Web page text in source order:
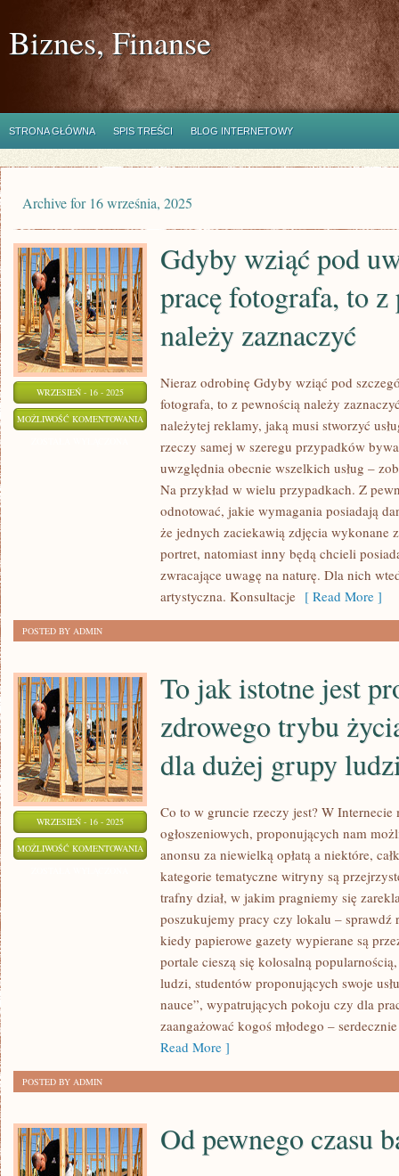
Biznes, Finanse
STRONA GŁÓWNA SPIS TREŚCI BLOG INTERNETOWY
Archive for 16 września, 2025
WRZESIEŃ - 16 - 2025
MOŻLIWOŚĆ KOMENTOWANIA
UWAGĘ
CAŁKOWITĄ
PRACĘ
FOTOGRAFA,
PEWNOŚCIĄ
NALEŻY
Gdyby wziąć pod
pracę fotografa, to z
należy zaznaczyć
Nieraz odrobinę Gdyby wziąć pod
fotografa, to z pewnością należy
należytej reklamy, jaką musi stworzyć
rzeczy samej w szeregu przypadków
uwzględnia obecnie wszelkich usług –
Na przykład w wielu przypadkach. Z
odnotować, jakie wymagania posiadają
że jednych zaciekawią zdjęcia wykonane
portret, natomiast inny będą chcieli
zwracające uwagę na naturę. Dla nich
artystyczna. Konsultacje [ Read More ]
POSTED BY ADMIN
WRZESIEŃ - 16 - 2025
MOŻLIWOŚĆ KOMENTOWANIA
ISTOTNE
PROWADZENIE
ZDROWEGO
TRYBU
ŻYCIA
JEST
WIADOME
DLA
DUŻEJ
LUDZI
To jak istotne jest
zdrowego trybu
dla dużej grupy
Co to w gruncie rzeczy jest? W
ogłoszeniowych, proponujących nam
anonsu za niewielką opłatą a niektóre,
kategorie tematyczne witryny są
trafny dział, w jakim pragniemy się
poszukujemy pracy czy lokalu – sprawdź
kiedy papierowe gazety wypierane są
portale cieszą się kolosalną
ludzi, studentów proponujących swoje
nauce”, wypatrujących pokoju czy dla
zaangażować kogoś młodego –
Read More ]
POSTED BY ADMIN
Od pewnego czasu